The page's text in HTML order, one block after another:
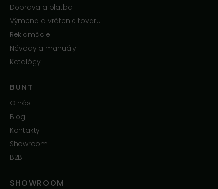
Doprava a platba
Výmena a vrátenie tovaru
Reklamácie
Návody a manuály
Katalógy
BUNT
O nás
Blog
Kontakty
Showroom
B2B
SHOWROOM